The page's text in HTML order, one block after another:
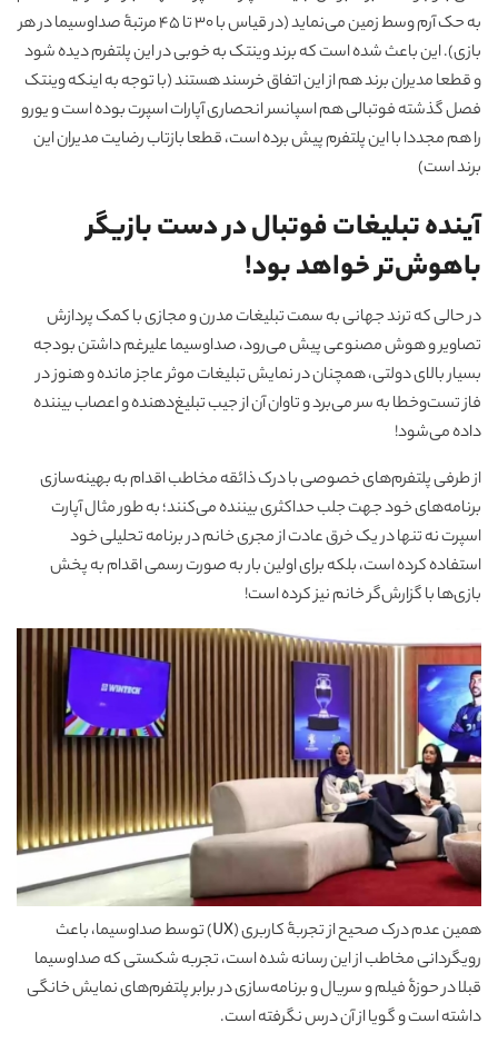
به حک آرم وسط زمین می‌نماید (در قیاس با 30 تا 45 مرتبۀ صداوسیما در هر
بازی). این باعث شده است که برند وینتک به خوبی در این پلتفرم دیده شود
و قطعا مدیران برند هم از این اتفاق خرسند هستند (با توجه به اینکه وینتک
فصل گذشته فوتبالی هم اسپانسر انحصاری آپارات اسپرت بوده است و یورو
را هم مجددا با این پلتفرم پیش برده است، قطعا بازتاب رضایت مدیران این
برند است)
آینده تبلیغات فوتبال در دست بازیگر
باهوش‌تر خواهد بود!
در حالی که ترند جهانی به سمت تبلیغات مدرن و مجازی با کمک پردازش
تصاویر و هوش مصنوعی پیش می‌رود، صداوسیما علیرغم داشتن بودجه
بسیار بالای دولتی، همچنان در نمایش تبلیغات موثر عاجز مانده و هنوز در
فاز تست‌‌و‌خطا به سر می‌برد و تاوان آن از جیب تبلیغ‌دهنده و اعصاب بیننده
داده می‌شود!
از طرفی پلتفرم‌های خصوصی با درک ذائقه مخاطب اقدام به بهینه‌سازی
برنامه‌های خود جهت جلب حداکثری بیننده می‌کنند؛ به طور مثال آپارت
اسپرت نه تنها در یک خرق عادت از مجری خانم در برنامه تحلیلی خود
استفاده کرده است، بلکه برای اولین بار به صورت رسمی اقدام به پخش
بازی‌ها با گزارش‌گر خانم نیز کرده است!
همین عدم درک صحیح از تجربۀ کاربری (UX) توسط صداوسیما، باعث
رویگردانی مخاطب از این رسانه شده است، تجربه‌ شکستی که صداوسیما
قبلا در حوزۀ فیلم و سریال و برنامه‌سازی در برابر پلتفرم‌های نمایش خانگی
داشته است و گویا از آن درس نگرفته است.